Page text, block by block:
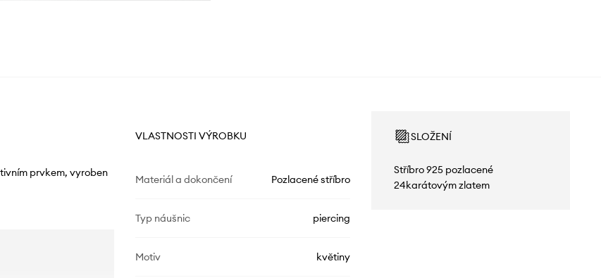
prvkem, vyroben
VLASTNOSTI VÝROBKU
Materiál a dokončení Pozlacené stříbro
Typ náušnic piercing
Motiv květiny
SLOŽENÍ
Stříbro 925 pozlacené
24karátovým zlatem